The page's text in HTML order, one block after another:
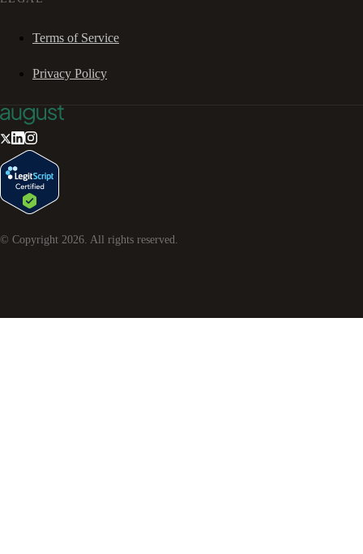
Terms of Service
Privacy Policy
© Copyright 2026. All rights reserved.